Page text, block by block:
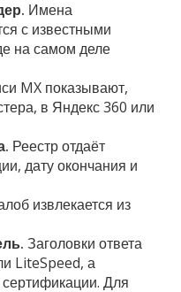
Имена
с известными
на самом деле
MX показывают,
в Яндекс 360 или
Реестр отдаёт
дату окончания и
извлекается из
Заголовки ответа
LiteSpeed, а
Для